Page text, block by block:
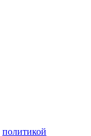
политикой